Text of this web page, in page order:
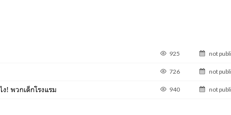
925 not
726 not
! พวกเด็กโรงแรม 940 not